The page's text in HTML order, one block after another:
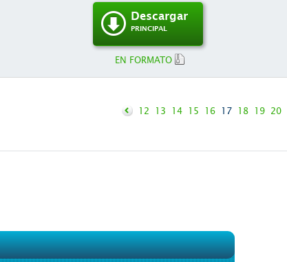
Descargar
PRINCIPAL
EN FORMATO
12 13 14 15 16 17 18 19 20